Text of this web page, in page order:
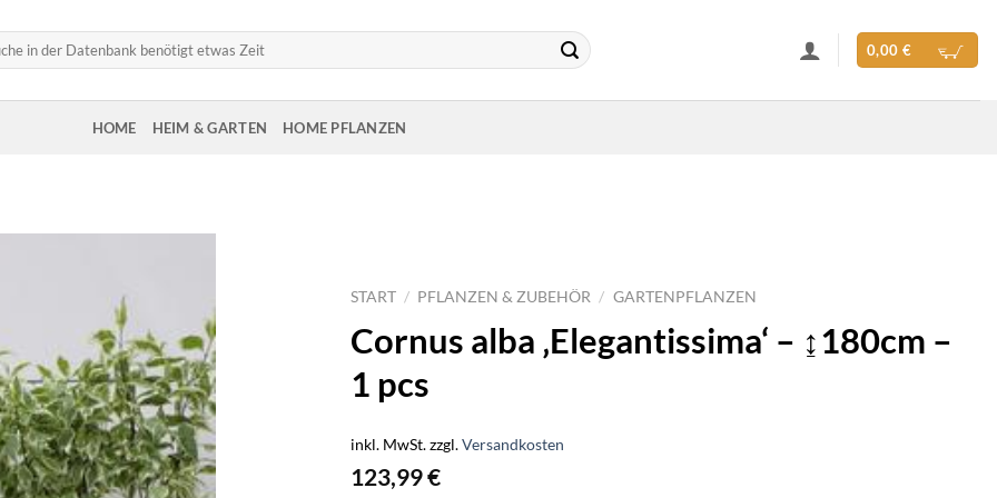
0,00 €
HOME HEIM & GARTEN HOME PFLANZEN
START / PFLANZEN & ZUBEHÖR / GARTENPFLANZEN
Cornus alba ‚Elegantissima‘ – ↨180cm –
1 pcs
inkl. MwSt.zzgl.Versandkosten
123,99€